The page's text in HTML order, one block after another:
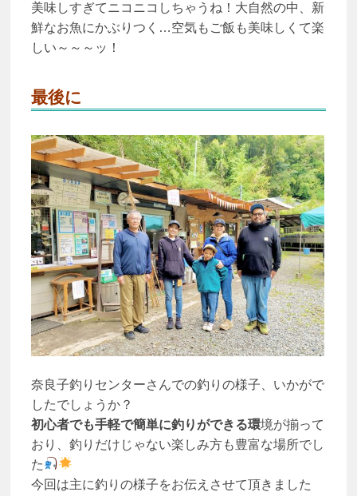
美味しすぎてニコニコしちゃうね！大自然の中、新
鮮なお魚にかぶりつく…空気もご飯も美味しくて楽
しい～～～ッ！
最後に
奈良子釣りセンターさんでの釣りの様子、いかがで
したでしょうか？
初心者でも手軽で簡単に釣りができる環境が揃って
おり、釣りだけじゃない楽しみ方も豊富な場所でし
た
今回は主に釣りの様子をお伝えさせて頂きました